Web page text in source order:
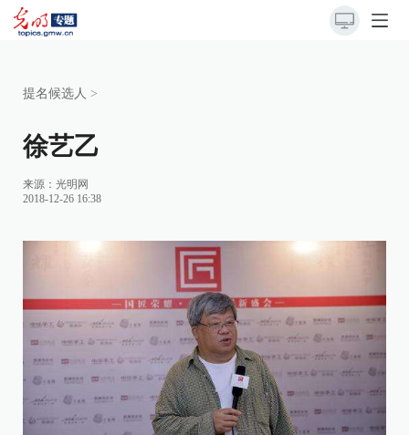
提名候选人 >
徐艺乙
来源： 光明网
2018-12-26 16:38